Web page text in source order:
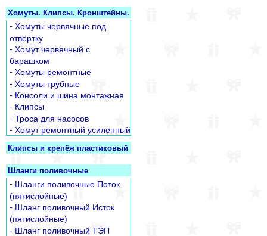
Хомуты. Клипсы. Кронштейны.
- Хомуты червячные под
отвертку
- Хомут червячный с
барашком
- Хомуты ремонтные
- Хомуты трубные
- Консоли и шина монтажная
- Клипсы
- Троса для насосов
- Хомут ремонтный усиленный
Клипсы и крепёж пластиковый
Шланги поливочные
- Шланги поливочные Поток
(пятислойные)
- Шланг поливочный Исток
(пятислойные)
- Шланг поливочный ТЭП